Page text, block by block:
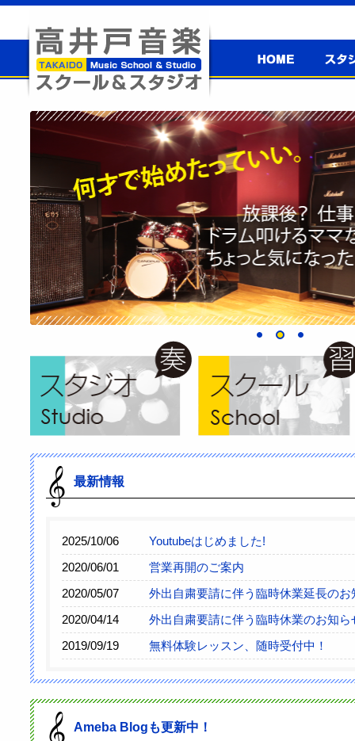
高井戸音楽スクール＆スタジオ
スタジオ
最新情報
2025/10/06
Youtubeはじめました!
2020/06/01
営業再開のご案内
2020/05/07
外出自粛要請に伴う臨時休業延長の
2020/04/14
外出自粛要請に伴う臨時休業のお知
2019/09/19
無料体験レッスン、随時受付中！
Ameba Blogも更新中！